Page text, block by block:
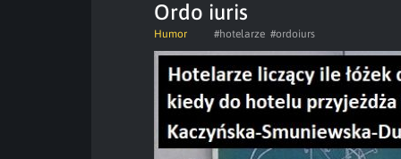
Ordo iuris
Humor #hotelarze #ordoiurs